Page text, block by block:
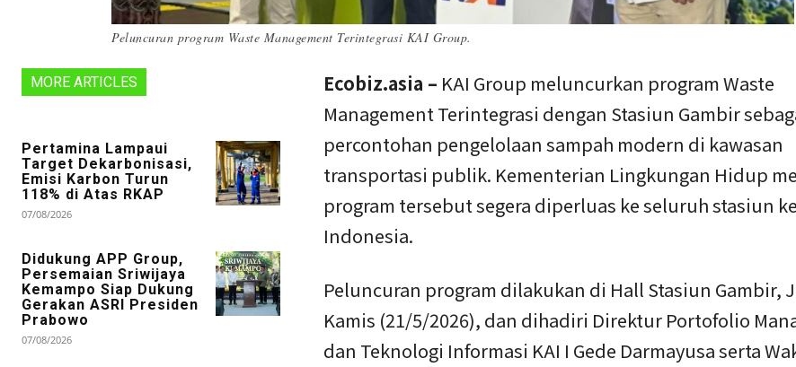
Peluncuran program Waste Management Terintegrasi KAI Group.
MORE ARTICLES
Pertamina Lampaui
Target Dekarbonisasi,
Emisi Karbon Turun
118% di Atas RKAP
07/08/2026
Didukung APP Group,
Persemaian Sriwijaya
Kemampo Siap Dukung
Gerakan ASRI Presiden
Prabowo
07/08/2026
Ecobiz.asia – KAI Group meluncurkan program Waste
Management Terintegrasi dengan Stasiun Gambir
percontohan pengelolaan sampah modern di kawasan
transportasi publik. Kementerian Lingkungan Hidup
program tersebut segera diperluas ke seluruh stasiun
Indonesia.
Peluncuran program dilakukan di Hall Stasiun Gambir,
Kamis (21/5/2026), dan dihadiri Direktur Portofolio
dan Teknologi Informasi KAI I Gede Darmayusa serta